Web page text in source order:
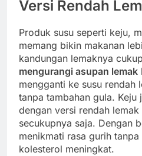
Versi Rendah
Produk susu seperti keju,
memang bikin makanan
kandungan lemaknya
mengurangi asupan lemak
mengganti ke susu rendah
tanpa tambahan gula. Keju
dengan versi rendah
secukupnya saja. Dengan
menikmati rasa gurih
kolesterol meningkat.